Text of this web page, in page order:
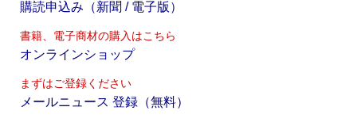
購読申込み（新聞 / 電子版）
書籍、電子商材の購入はこちら
オンラインショップ
まずはご登録ください
メールニュース 登録（無料）